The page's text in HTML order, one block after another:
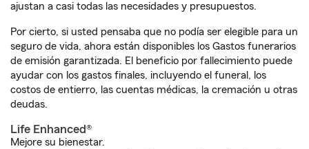
ajustan a casi todas las necesidades y presupuestos.
Por cierto, si usted pensaba que no podía ser elegible para un
seguro de vida, ahora están disponibles los Gastos funerarios
de emisión garantizada. El beneficio por fallecimiento puede
ayudar con los gastos finales, incluyendo el funeral, los
costos de entierro, las cuentas médicas, la cremación u otras
deudas.
Life Enhanced®
Mejore su bienestar.